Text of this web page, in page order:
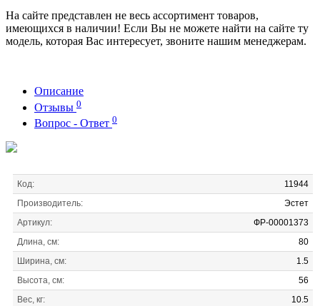
На сайте представлен не весь ассортимент товаров,
имеющихся в наличии! Если Вы не можете найти на сайте ту
модель, которая Вас интересует, звоните нашим менеджерам.
Описание
Отзывы 0
Вопрос - Ответ 0
Код:
11944
Производитель:
Эстет
Артикул:
ФР-00001373
Длина, см:
80
Ширина, см:
1.5
Высота, см:
56
Вес, кг:
10.5